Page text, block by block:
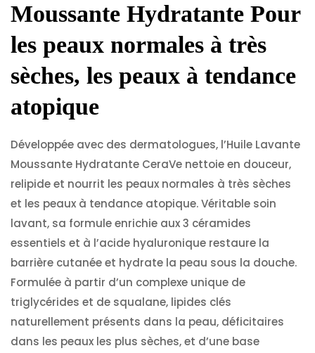
Moussante Hydratante Pour
les peaux normales à très
sèches, les peaux à tendance
atopique
Développée avec des dermatologues, l’Huile Lavante
Moussante Hydratante CeraVe nettoie en douceur,
relipide et nourrit les peaux normales à très sèches
et les peaux à tendance atopique. Véritable soin
lavant, sa formule enrichie aux 3 céramides
essentiels et à l’acide hyaluronique restaure la
barrière cutanée et hydrate la peau sous la douche.
Formulée à partir d’un complexe unique de
triglycérides et de squalane, lipides clés
naturellement présents dans la peau, déficitaires
dans les peaux les plus sèches, et d’une base